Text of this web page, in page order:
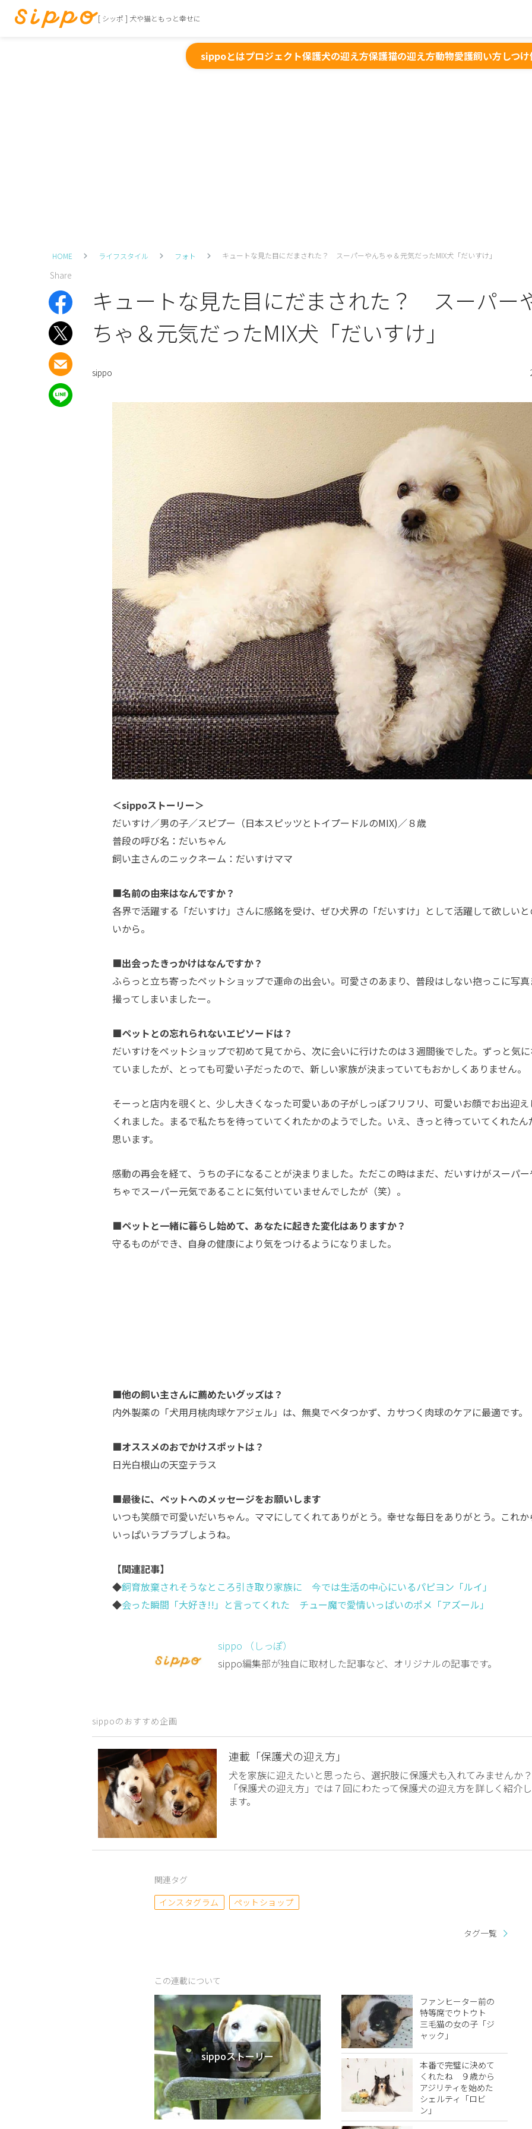
[ シッポ ] 犬や猫ともっと幸せに
sippoとはプロジェクト保護犬の迎え方保護猫の迎え方動物愛護飼い方しつけ
HOME ライフスタイル フォト キュートな見た目にだまされた？ スーパーやんちゃ＆元気だったMIX犬「だいすけ」
Share
キュートな見た目にだまされた？ スーパー
ちゃ＆元気だったMIX犬「だいすけ」
sippo
＜sippoストーリー＞
だいすけ／男の子／スピプー（日本スピッツとトイプードルのMIX)／８歳
普段の呼び名：だいちゃん
飼い主さんのニックネーム：だいすけママ
■名前の由来はなんですか？
各界で活躍する「だいすけ」さんに感銘を受け、ぜひ犬界の「だいすけ」として活躍して欲しい
いから。
■出会ったきっかけはなんですか？
ふらっと立ち寄ったペットショップで運命の出会い。可愛さのあまり、普段はしない抱っこに写
撮ってしまいましたー。
■ペットとの忘れられないエピソードは？
だいすけをペットショップで初めて見てから、次に会いに行けたのは３週間後でした。ずっと気
ていましたが、とっても可愛い子だったので、新しい家族が決まっていてもおかしくありません。
そーっと店内を覗くと、少し大きくなった可愛いあの子がしっぽフリフリ、可愛いお顔でお出迎え
くれました。まるで私たちを待っていてくれたかのようでした。いえ、きっと待っていてくれたん
思います。
感動の再会を経て、うちの子になることが決まりました。ただこの時はまだ、だいすけがスーパ
ちゃでスーパー元気であることに気付いていませんでしたが（笑）。
■ペットと一緒に暮らし始めて、あなたに起きた変化はありますか？
守るものができ、自身の健康により気をつけるようになりました。
■他の飼い主さんに薦めたいグッズは？
内外製薬の「犬用月桃肉球ケアジェル」は、無臭でベタつかず、カサつく肉球のケアに最適です。
■オススメのおでかけスポットは？
日光白根山の天空テラス
■最後に、ペットへのメッセージをお願いします
いつも笑顔で可愛いだいちゃん。ママにしてくれてありがとう。幸せな毎日をありがとう。これか
いっぱいラブラブしようね。
【関連記事】
◆飼育放棄されそうなところ引き取り家族に 今では生活の中心にいるパピヨン「ルイ」
◆会った瞬間「大好き!!」と言ってくれた チュー魔で愛情いっぱいのポメ「アズール」
sippo （しっぽ）
sippo編集部が独自に取材した記事など、オリジナルの記事です。
sippoのおすすめ企画
連載「保護犬の迎え方」
犬を家族に迎えたいと思ったら、選択肢に保護犬も入れてみませんか
「保護犬の迎え方」では７回にわたって保護犬の迎え方を詳しく紹介
ます。
関連タグ
インスタグラム
ペットショップ
タグ一覧
この連載について
sippoストーリー
ファンヒーター前の
特等席でウトウト
三毛猫の女の子「ジ
ャック」
本番で完璧に決めて
くれたね ９歳から
アジリティを始めた
シェルティ「ロビ
ン」